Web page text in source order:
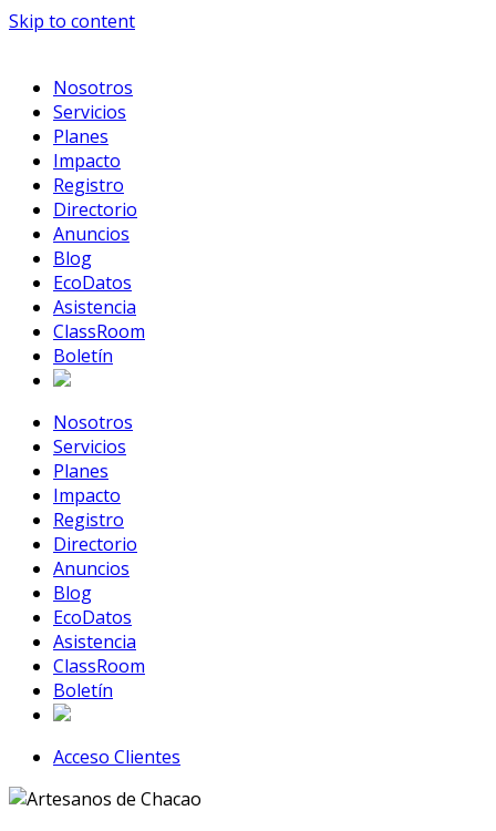
Skip to content
Nosotros
Servicios
Planes
Impacto
Registro
Directorio
Anuncios
Blog
EcoDatos
Asistencia
ClassRoom
Boletín
Nosotros
Servicios
Planes
Impacto
Registro
Directorio
Anuncios
Blog
EcoDatos
Asistencia
ClassRoom
Boletín
Acceso Clientes